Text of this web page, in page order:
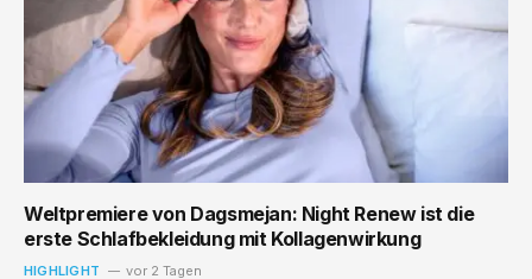
Weltpremiere von Dagsmejan: Night Renew ist die
erste Schlafbekleidung mit Kollagenwirkung
HIGHLIGHT vor 2 Tagen